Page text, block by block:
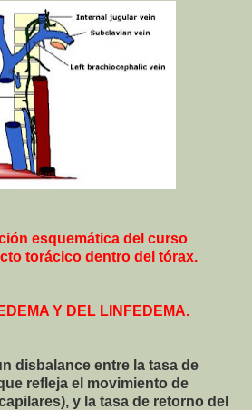
esquemática del curso
torácico dentro del tórax.
Y DEL LINFEDEMA.
disbalance entre la tasa de
refleja el movimiento de
y la tasa de retorno del